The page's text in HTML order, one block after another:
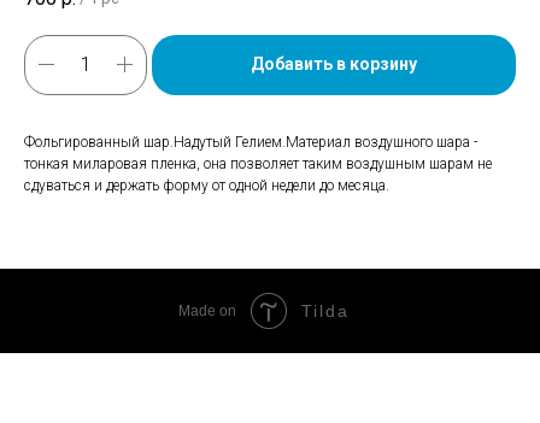
Добавить в корзину
Фольгированный шар.Надутый Гелием.Материал воздушного шара -
тонкая миларовая пленка, она позволяет таким воздушным шарам не
сдуваться и держать форму от одной недели до месяца.
Made on Tilda